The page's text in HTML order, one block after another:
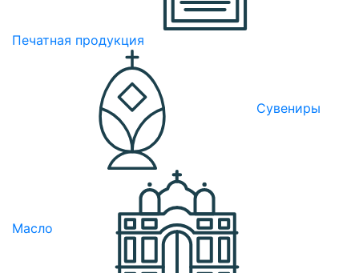
Печатная продукция
Сувениры
Масло